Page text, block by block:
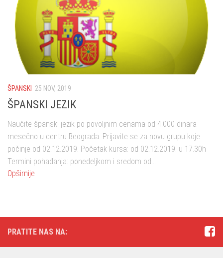
ŠPANSKI 25 NOV, 2019
ŠPANSKI JEZIK
Naučite španski jezik po povoljnim cenama od 4.000 dinara
mesečno u centru Beograda. Prijavite se za novu grupu koje
počinje od 02.12.2019. Početak kursa: od 02.12.2019. u 17.30h
Termini pohađanja: ponedeljkom i sredom od...
Opširnije
PRATITE NAS NA: